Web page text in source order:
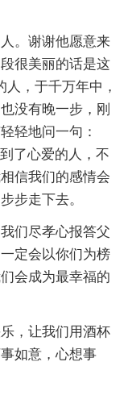
。谢谢他愿意来
很美丽的话是这
，于千万年中，
没有晚一步，刚
轻地问一句：
了心爱的人，不
信我们的感情会
步走下去。
们尽孝心报答父
定会以你们为榜
会成为最幸福的
，让我们用酒杯
如意，心想事